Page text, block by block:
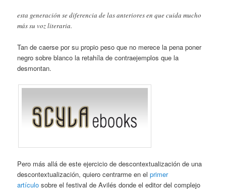
esta generación se diferencia de las anteriores en que cuida mucho
más su voz literaria.
Tan de caerse por su propio peso que no merece la pena poner
negro sobre blanco la retahíla de contraejemplos que la
desmontan.
Pero más allá de este ejercicio de descontextualización de una
descontextualización, quiero centrarme en elprimer
artículo sobre el festival de Avilés donde el editor del complejo